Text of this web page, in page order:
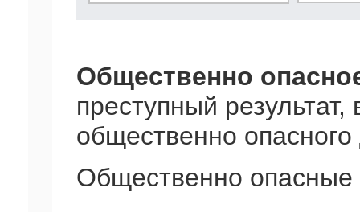
Общественно
преступный
общественно
Общественно опасные